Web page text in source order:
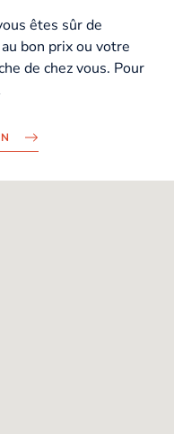
êtes sûr de
bon prix ou votre
de chez vous. Pour